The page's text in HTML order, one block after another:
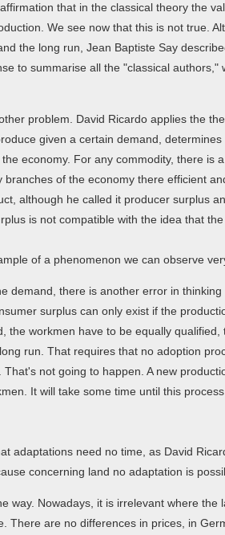
that in the classical theory the
We see now that this is not true.
the long run, Jean Baptiste Say
to summarise all the "classical
problem. David Ricardo applies the
given a certain demand,
economy. For any commodity, there
branches of the economy there efficient
although he called it producer surplus
is not compatible with the idea that
of a phenomenon we can observe
demand, there is another error in
surplus can only exist if the
the workmen have to be equally
run. That requires that no adoption
not going to happen. A new
It will take some time until this
adaptations need no time, as David
concerning land no adaptation is
way. Nowadays, it is irrelevant where
There are no differences in prices, in